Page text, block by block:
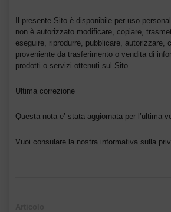
Il presente Sito è disponibile per uso
non è autorizzato modificare, copiare,
eseguire, riprodurre, pubblicare, autorizzare,
proveniente da trasferimento o vendita di
prodotti o servizi ottenuti sul Sito.
Ultima correzione
Questa nota e’ stata aggiornata per l’ultima
Vuoi consulare la nostra informativa sulla